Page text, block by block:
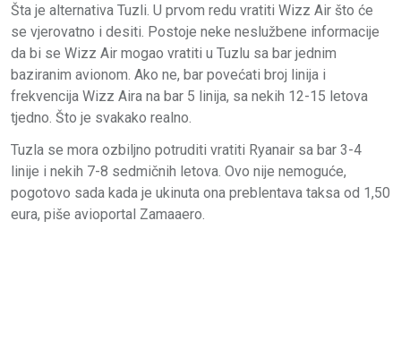
Šta je alternativa Tuzli. U prvom redu vratiti Wizz Air što će
se vjerovatno i desiti. Postoje neke neslužbene informacije
da bi se Wizz Air mogao vratiti u Tuzlu sa bar jednim
baziranim avionom. Ako ne, bar povećati broj linija i
frekvencija Wizz Aira na bar 5 linija, sa nekih 12-15 letova
tjedno. Što je svakako realno.
Tuzla se mora ozbiljno potruditi vratiti Ryanair sa bar 3-4
linije i nekih 7-8 sedmičnih letova. Ovo nije nemoguće,
pogotovo sada kada je ukinuta ona preblentava taksa od 1,50
eura, piše avioportal Zamaaero.